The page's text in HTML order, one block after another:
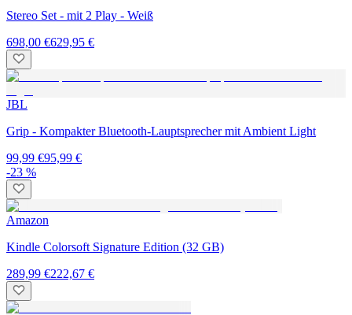
Stereo Set - mit 2 Play - Weiß
698,00 €629,95 €
JBL
Grip - Kompakter Bluetooth-Lauptsprecher mit Ambient Light
99,99 €95,99 €
-23 %
Amazon
Kindle Colorsoft Signature Edition (32 GB)
289,99 €222,67 €